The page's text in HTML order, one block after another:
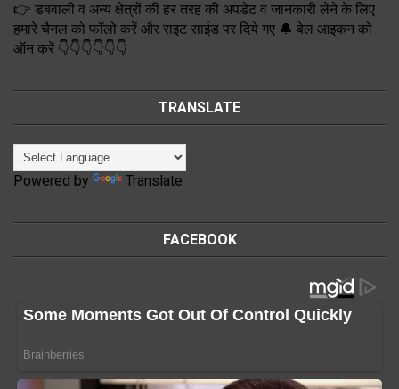
👉 डबवाली व अन्य क्षेत्रों की हर तरह की अपडेट व जानकारी लेने के लिए
हमारे चैनल को फॉलो करें और राइट साईड पर दिये गए 🔔 बेल आइकन को
ऑन करें 👇👇👇👇👇👇
TRANSLATE
Powered by Translate
FACEBOOK